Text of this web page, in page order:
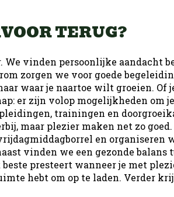
TERUG?
We vinden persoonlijke aandacht
zorgen we voor goede
waar je naartoe wilt groeien. Of
er zijn volop mogelijkheden om
trainingen en
maar plezier maken net zo
en organiseren
vinden we een gezonde balans
presteert wanneer je met
hebt om op te laden. Verder